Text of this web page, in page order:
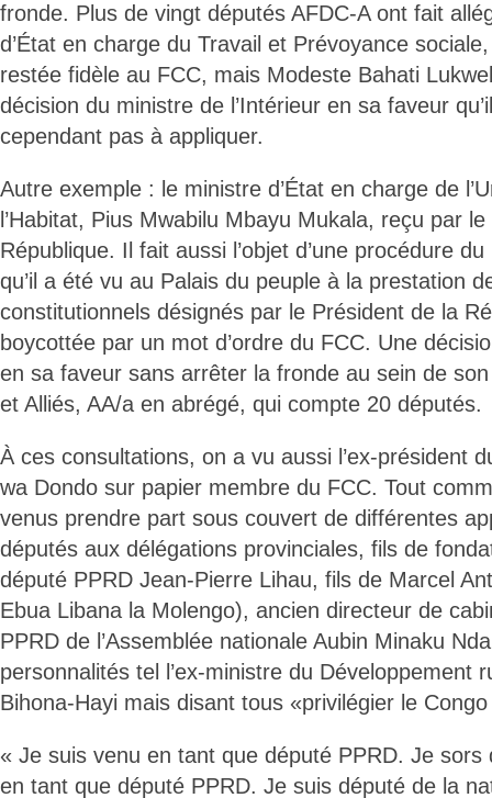
fronde. Plus de vingt députés AFDC-A ont fait
d’État en charge du Travail et Prévoyance
restée fidèle au FCC, mais Modeste Bahati
décision du ministre de l’Intérieur en sa faveur
cependant pas à appliquer.
Autre exemple : le ministre d’État en charge de
l’Habitat, Pius Mwabilu Mbayu Mukala, reçu par
République. Il fait aussi l’objet d’une procédure
qu’il a été vu au Palais du peuple à la prestation
constitutionnels désignés par le Président de la
boycottée par un mot d’ordre du FCC. Une
en sa faveur sans arrêter la fronde au sein de son
et Alliés, AA/a en abrégé, qui compte 20 députés.
À ces consultations, on a vu aussi l’ex-président
wa Dondo sur papier membre du FCC. Tout
venus prendre part sous couvert de différentes
députés aux délégations provinciales, fils de
député PPRD Jean-Pierre Lihau, fils de Marcel
Ebua Libana la Molengo), ancien directeur de
PPRD de l’Assemblée nationale Aubin Minaku
personnalités tel l’ex-ministre du Développement
Bihona-Hayi mais disant tous «privilégier le
« Je suis venu en tant que député PPRD. Je sors
en tant que député PPRD. Je suis député de la